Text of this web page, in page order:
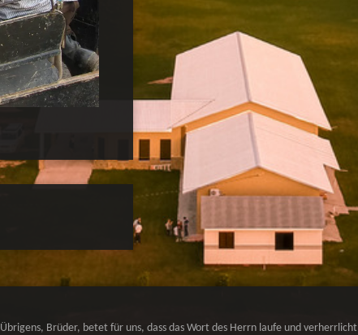
Übrigens, Brüder, betet für uns, dass das Wort des Herrn laufe und verherrlicht